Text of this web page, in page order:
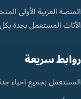
المنصة العربية الأولى
الأثاث المستعمل بجدة
روابط سريعة
المستعمل بجميع احياء